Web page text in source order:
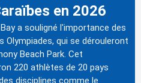
en 2026
a souligné l'importance des
Olympiades, qui se dérouleront
Beach Park. Cet
220 athlètes de 20 pays
disciplines comme le